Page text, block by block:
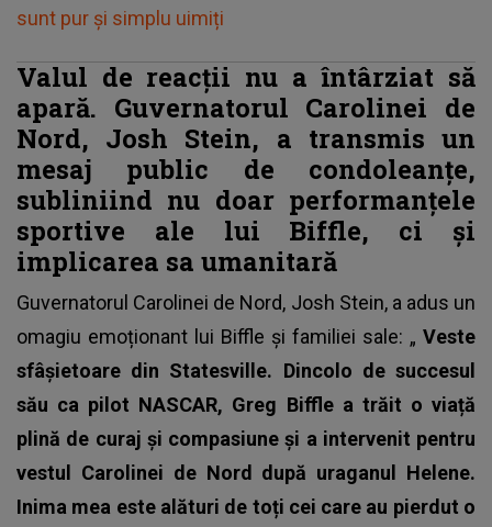
sunt pur și simplu uimiți
Valul de reacții nu a întârziat să
apară. Guvernatorul Carolinei de
Nord, Josh Stein, a transmis un
mesaj public de condoleanțe,
subliniind nu doar performanțele
sportive ale lui Biffle, ci și
implicarea sa umanitară
Guvernatorul Carolinei de Nord, Josh Stein, a adus un
omagiu emoționant lui Biffle și familiei sale: „ Veste
sfâșietoare din Statesville. Dincolo de succesul
său ca pilot NASCAR, Greg Biffle a trăit o viață
plină de curaj și compasiune și a intervenit pentru
vestul Carolinei de Nord după uraganul Helene.
Inima mea este alături de toți cei care au pierdut o